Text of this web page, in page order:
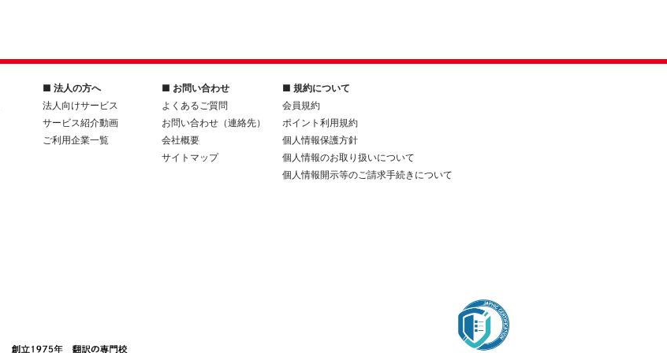
■ 法人の方へ
法人向けサービス
サービス紹介動画
ご利用企業一覧
■ お問い合わせ
よくあるご質問
お問い合わせ（連絡先）
会社概要
サイトマップ
■ 規約について
会員規約
ポイント利用規約
個人情報保護方針
個人情報のお取り扱いについて
個人情報開示等のご請求手続きについて